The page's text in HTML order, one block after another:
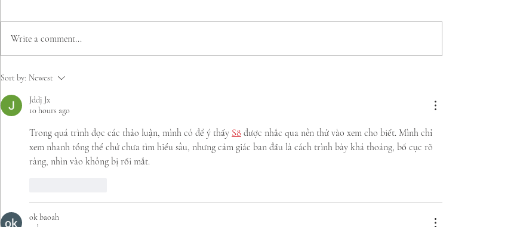
4 de 10 personas con
hacen deporte porque no
tienen con quién realizarlo
su preparación para los
Write a comment...
Sort by: Newest
Jddj Jx
10 hours ago
Trong quá trình đọc các thảo luận, mình có để ý thấy S8 được nhắc qua nên thử vào xem cho biết. Mình chỉ
xem nhanh tổng thể chứ chưa tìm hiểu sâu, nhưng cảm giác ban đầu là cách trình bày khá thoáng, bố cục rõ
ràng, nhìn vào không bị rối mắt.
ok baoah